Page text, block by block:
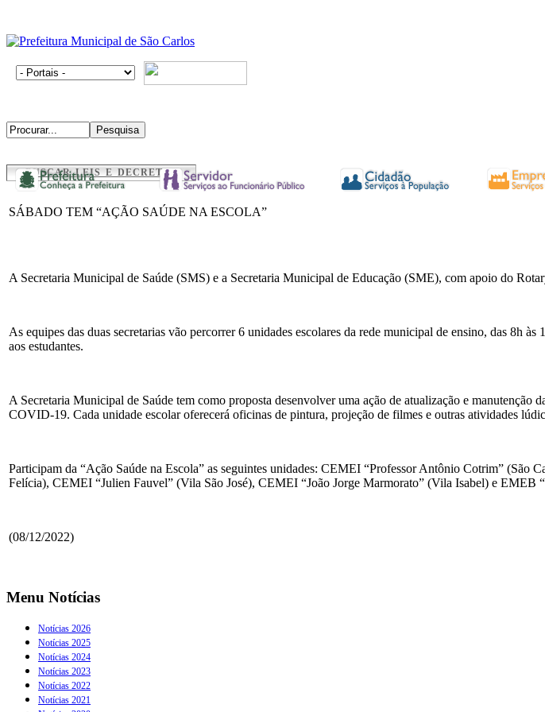
BUSCAR LEIS E DECRETOS
SÁBADO TEM “AÇÃO SAÚDE NA ESCOLA”
A Secretaria Municipal de Saúde (SMS) e a Secretaria Municipal de Educação (SME), com apoio do
As equipes das duas secretarias vão percorrer 6 unidades escolares da rede municipal de ensino, das 8h
aos estudantes.
A Secretaria Municipal de Saúde tem como proposta desenvolver uma ação de atualização e manutenção
COVID-19. Cada unidade escolar oferecerá oficinas de pintura, projeção de filmes e outras atividades
Participam da “Ação Saúde na Escola” as seguintes unidades: CEMEI “Professor Antônio Cotrim”
Felícia), CEMEI “Julien Fauvel” (Vila São José), CEMEI “João Jorge Marmorato” (Vila Isabel) e EMEB
(08/12/2022)
Menu Notícias
Notícias 2026
Notícias 2025
Notícias 2024
Notícias 2023
Notícias 2022
Notícias 2021